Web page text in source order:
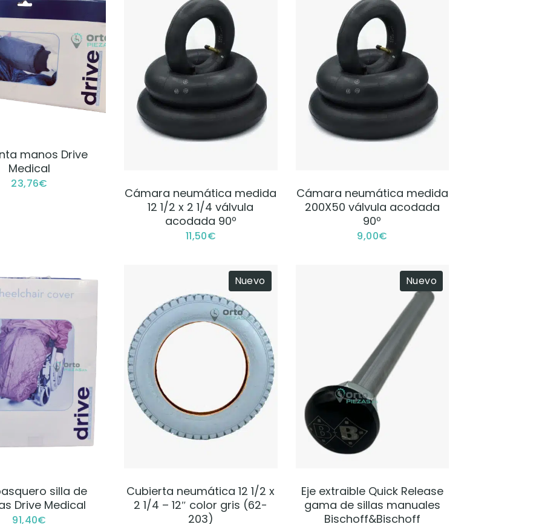
VER PRODUCTO
manos Drive
Medical
23,76€ VER PRODUCTO
Cámara neumática medida
12 1/2 x 2 1/4 válvula
acodada 90º
11,50€
VER PRODUCTO
Cámara neumática medida
200X50 válvula acodada
90º
9,00€
VER PRODUCTO
silla de
Drive Medical
91,40€
Nuevo
VER PRODUCTO
Cubierta neumática 12 1/2 x
2 1/4 – 12″ color gris (62-
203)
Nuevo
VER PRODUCTO
Eje extraible Quick Release
gama de sillas manuales
Bischoff&Bischoff